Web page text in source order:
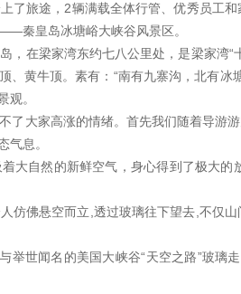
旅途，2辆满载全体行管、优秀员工
秦皇岛冰塘峪大峡谷风景区。
在梁家湾东约七八公里处，是梁家湾
、黄牛顶。素有：“南有九寨沟，北有
观。
大家高涨的情绪。首先我们随着导游
气息。
大自然的新鲜空气，身心得到了极大的
仿佛悬空而立,透过玻璃往下望去,不仅
举世闻名的美国大峡谷“天空之路”玻璃